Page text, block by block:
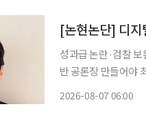
[논현논단] 디지
성과급 논란·검찰
반 공론장 만들어야 최근 증시는 고점 대비 상당 폭 하락했지만, 정작 발표된 우리나라 반도체
2026-08-07 06:00